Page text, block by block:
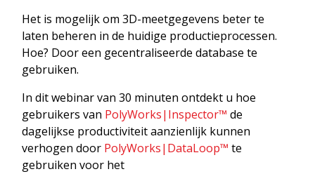
Het is mogelijk om 3D-meetgegevens beter te
laten beheren in de huidige productieprocessen.
Hoe? Door een gecentraliseerde database te
gebruiken.
In dit webinar van 30 minuten ontdekt u hoe
gebruikers van PolyWorks|Inspector™ de
dagelijkse productiviteit aanzienlijk kunnen
verhogen door PolyWorks|DataLoop™ te
gebruiken voor het